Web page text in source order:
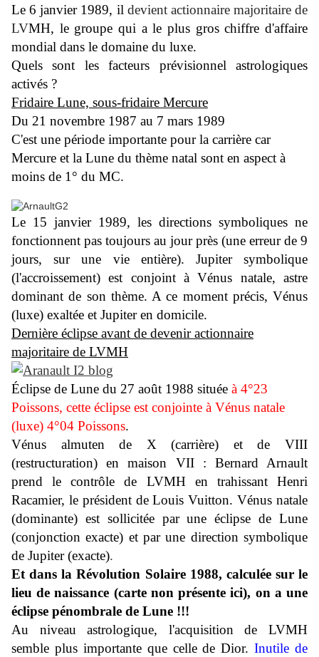
Le 6 janvier 1989, il devient actionnaire majoritaire de
LVMH, le groupe qui a le plus gros chiffre d'affaire
mondial dans le domaine du luxe.
Quels sont les facteurs prévisionnel astrologiques
activés ?
Fridaire Lune, sous-fridaire Mercure
Du 21 novembre 1987 au 7 mars 1989
C'est une période importante pour la carrière car
Mercure et la Lune du thème natal sont en aspect à
moins de 1° du MC.
Le 15 janvier 1989, les directions symboliques ne
fonctionnent pas toujours au jour près (une erreur de 9
jours, sur une vie entière). Jupiter symbolique
(l'accroissement) est conjoint à Vénus natale, astre
dominant de son thème. A ce moment précis, Vénus
(luxe) exaltée et Jupiter en domicile.
Dernière éclipse avant de devenir actionnaire
majoritaire de LVMH
Éclipse de Lune du 27 août 1988 située à 4°23
Poissons, cette éclipse est conjointe à Vénus natale
(luxe) 4°04 Poissons.
Vénus almuten de X (carrière) et de VIII
(restructuration) en maison VII : Bernard Arnault
prend le contrôle de LVMH en trahissant Henri
Racamier, le président de Louis Vuitton. Vénus natale
(dominante) est sollicitée par une éclipse de Lune
(conjonction exacte) et par une direction symbolique
de Jupiter (exacte).
Et dans la Révolution Solaire 1988, calculée sur le
lieu de naissance (carte non présente ici), on a une
éclipse pénombrale de Lune !!!
Au niveau astrologique, l'acquisition de LVMH
semble plus importante que celle de Dior.Inutile de